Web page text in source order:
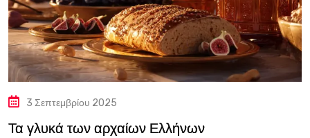
3 Σεπτεμβρίου 2025
Τα γλυκά των αρχαίων Ελλήνων